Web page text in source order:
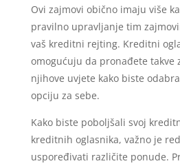
Ovi zajmovi obično imaju više
pravilno upravljanje tim
vaš kreditni rejting. Kreditni
omogućuju da pronađete takve
njihove uvjete kako biste
opciju za sebe.
Kako biste poboljšali svoj
kreditnih oglasnika, važno je
uspoređivati različite ponude.